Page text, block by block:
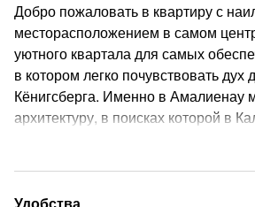
Добро пожаловать в квартиру с
месторасположением в самом
уютного квартала для самых
в котором легко почувствовать дух
Кёнигсберга. Именно в Амалиенау
архитектуру, в поисках которой в
приезжают многие
началась больше 120 лет назад.